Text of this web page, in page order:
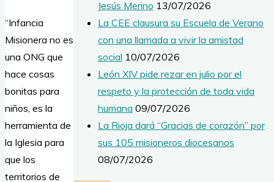
“Infancia
Misionera no es
una ONG que
hace cosas
bonitas para
niños, es la
herramienta de
la Iglesia para
que los
territorios de
Jesús Merino 13/07/2026
La CEE clausura su Escuela de Verano
con una llamada a vivir la amistad
social 10/07/2026
León XIV pide rezar en julio por el
respeto y la protección de toda vida
humana 09/07/2026
La Rioja dará “Gracias de corazón” por
sus 105 misioneros diocesanos
08/07/2026